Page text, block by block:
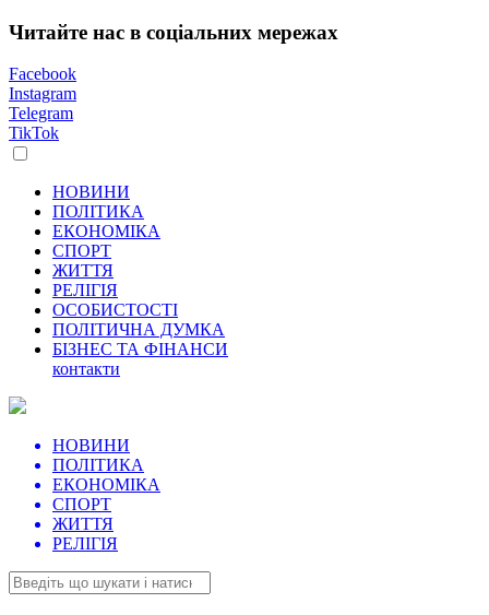
Читайте нас в соціальних мережах
Facebook
Instagram
Telegram
TikTok
НОВИНИ
ПОЛІТИКА
ЕКОНОМІКА
СПОРТ
ЖИТТЯ
РЕЛІГІЯ
ОСОБИСТОСТІ
ПОЛІТИЧНА ДУМКА
БІЗНЕС ТА ФІНАНСИ
контакти
НОВИНИ
ПОЛІТИКА
ЕКОНОМІКА
СПОРТ
ЖИТТЯ
РЕЛІГІЯ